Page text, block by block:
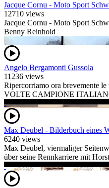
Jacque Cornu - Moto Sport
12710 views
Jacque Cornu - Moto Sport
Benny Reinhold
Angelo Bergamonti Gussola
11236 views
Ripercorriamo ora brevemente
VOLTE CAMPIONE
Max Deubel - Bilderbuch eines
6240 views
Max Deubel, viermaliger
über seine Rennkarriere mit